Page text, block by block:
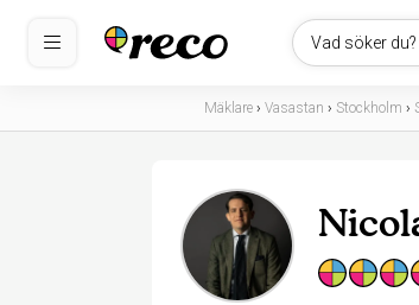
Vad söker du?
Mäklare › Vasastan › Stockholm ›